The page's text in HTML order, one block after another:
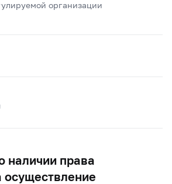
организации
наличии права
осуществление